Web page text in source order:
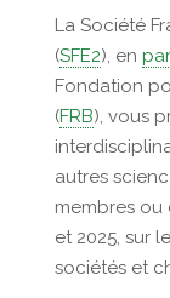
La Société
(SFE2), en
Fondation
(FRB), vous
autres
membres ou
et 2025, sur
sociétés et